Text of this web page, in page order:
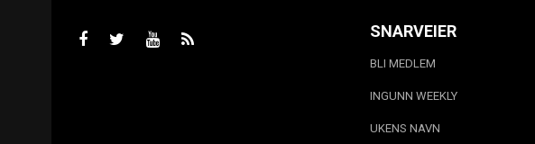
SNARVEIER
BLI MEDLEM
INGUNN WEEKLY
UKENS NAVN